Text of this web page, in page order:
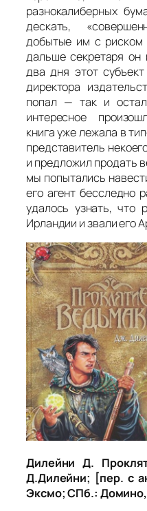
разнокалиберных
дескать,
добытые им с
дальше секретаря
два дня этот
директора
попал — так и
интересное
книга уже лежала в
представитель
и предложил продать
мы попытались
его агент бесследно
удалось узнать, что
Ирландии и звали его
Дилейни Д.
Д.Дилейни; [пер. с
Эксмо; СПб.: Домино,